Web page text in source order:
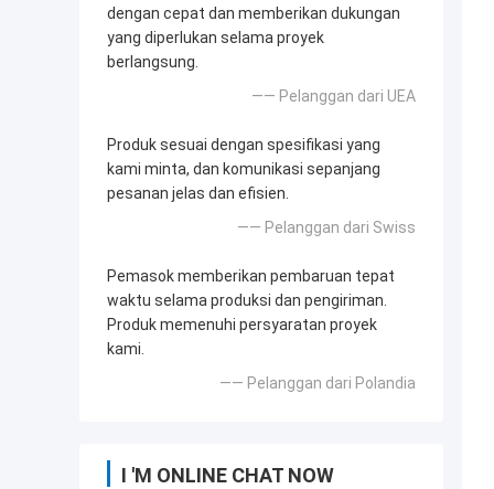
dengan cepat dan memberikan dukungan
yang diperlukan selama proyek
berlangsung.
—— Pelanggan dari UEA
Produk sesuai dengan spesifikasi yang
kami minta, dan komunikasi sepanjang
pesanan jelas dan efisien.
—— Pelanggan dari Swiss
Pemasok memberikan pembaruan tepat
waktu selama produksi dan pengiriman.
Produk memenuhi persyaratan proyek
kami.
—— Pelanggan dari Polandia
I 'M ONLINE CHAT NOW